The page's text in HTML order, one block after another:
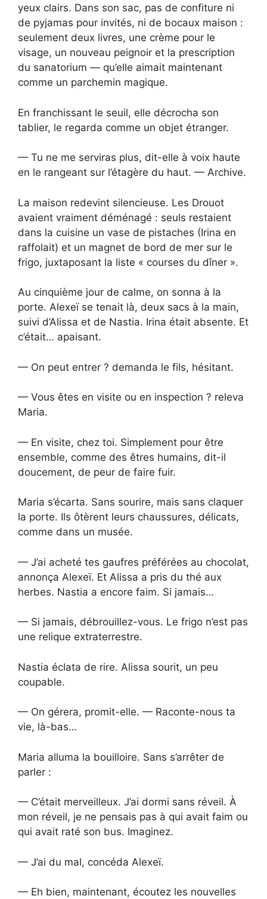
yeux clairs. Dans son sac, pas de confiture ni
de pyjamas pour invités, ni de bocaux maison :
seulement deux livres, une crème pour le
visage, un nouveau peignoir et la prescription
du sanatorium — qu’elle aimait maintenant
comme un parchemin magique.
En franchissant le seuil, elle décrocha son
tablier, le regarda comme un objet étranger.
— Tu ne me serviras plus, dit-elle à voix haute
en le rangeant sur l’étagère du haut. — Archive.
La maison redevint silencieuse. Les Drouot
avaient vraiment déménagé : seuls restaient
dans la cuisine un vase de pistaches (Irina en
raffolait) et un magnet de bord de mer sur le
frigo, juxtaposant la liste « courses du dîner ».
Au cinquième jour de calme, on sonna à la
porte. Alexeï se tenait là, deux sacs à la main,
suivi d’Alissa et de Nastia. Irina était absente. Et
c’était… apaisant.
— On peut entrer ? demanda le fils, hésitant.
— Vous êtes en visite ou en inspection ? releva
Maria.
— En visite, chez toi. Simplement pour être
ensemble, comme des êtres humains, dit-il
doucement, de peur de faire fuir.
Maria s’écarta. Sans sourire, mais sans claquer
la porte. Ils ôtèrent leurs chaussures, délicats,
comme dans un musée.
— J’ai acheté tes gaufres préférées au chocolat,
annonça Alexeï. Et Alissa a pris du thé aux
herbes. Nastia a encore faim. Si jamais…
— Si jamais, débrouillez-vous. Le frigo n’est pas
une relique extraterrestre.
Nastia éclata de rire. Alissa sourit, un peu
coupable.
— On gérera, promit-elle. — Raconte-nous ta
vie, là-bas…
Maria alluma la bouilloire. Sans s’arrêter de
parler :
— C’était merveilleux. J’ai dormi sans réveil. À
mon réveil, je ne pensais pas à qui avait faim ou
qui avait raté son bus. Imaginez.
— J’ai du mal, concéda Alexeï.
— Eh bien, maintenant, écoutez les nouvelles